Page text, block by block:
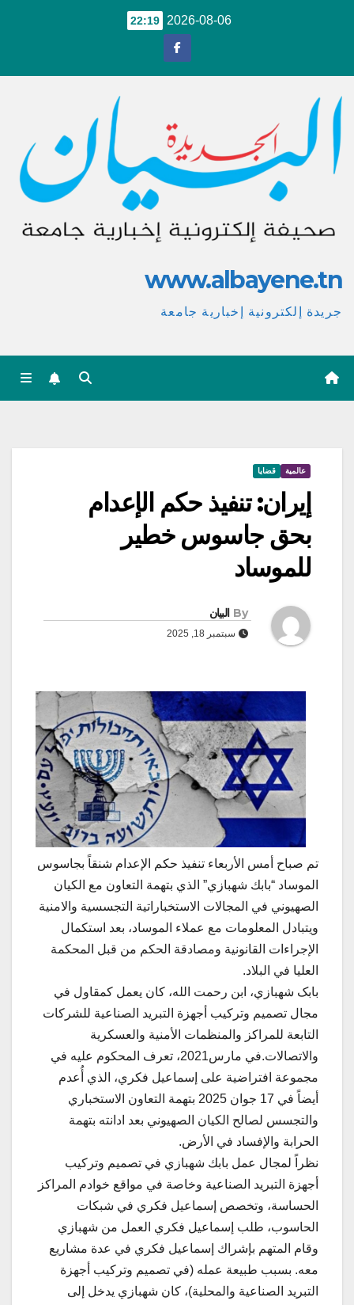
2026-08-06
22:19
www.albayene.tn
جريدة إلكترونية إخبارية جامعة
عالمية قضايا
إيران: تنفيذ حكم الإعدام
بحق جاسوس خطير
للموساد
By البيان
سبتمبر 18, 2025
تم صباح أمس الأربعاء تنفيذ حكم الإعدام شنقاً بجاسوس
الموساد “بابك شهبازي” الذي بتهمة التعاون مع الكيان
الصهيوني في المجالات الاستخباراتية التجسسية والامنية
ويتبادل المعلومات مع عملاء الموساد، بعد استكمال
الإجراءات القانونية ومصادقة الحكم من قبل المحكمة
العليا في البلاد.
بابک شهبازي، ابن رحمت الله، كان يعمل كمقاول في
مجال تصميم وتركيب أجهزة التبريد الصناعية للشركات
التابعة للمراكز والمنظمات الأمنية والعسكرية
والاتصالات.في مارس2021، تعرف المحكوم عليه في
مجموعة افتراضية على إسماعيل فكري، الذي أُعدم
أيضاً في 17 جوان 2025 بتهمة التعاون الاستخباري
والتجسس لصالح الكيان الصهيوني بعد ادانته بتهمة
الحرابة والإفساد في الأرض.
نظراً لمجال عمل بابك شهبازي في تصميم وتركيب
أجهزة التبريد الصناعية وخاصة في مواقع خوادم المراكز
الحساسة، وتخصص إسماعيل فكري في شبكات
الحاسوب، طلب إسماعيل فكري العمل من شهبازي
وقام المتهم بإشراك إسماعيل فكري في عدة مشاريع
معه. بسبب طبيعة عمله (في تصميم وتركيب أجهزة
التبريد الصناعية والمحلية)، كان شهبازي يدخل إلى